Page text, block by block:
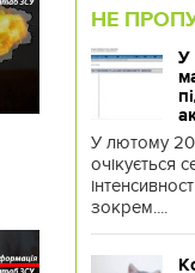
НЕ
У
У лютому
очікується
зокрем....